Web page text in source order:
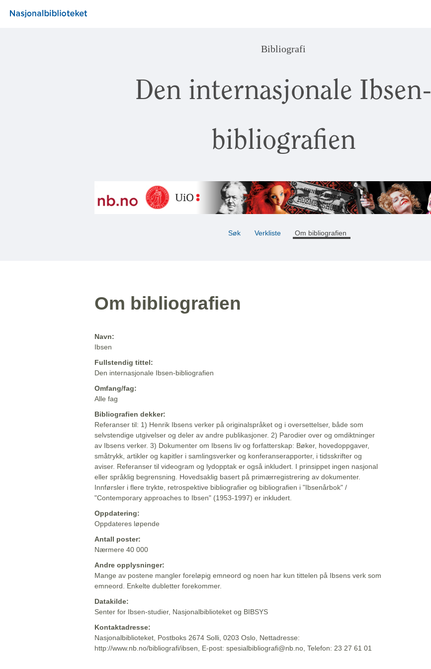
Bibliografi
Den internasjonale Ibsen-
bibliografien
Søk Verkliste Om bibliografien
Om bibliografien
Navn:
Ibsen
Fullstendig tittel:
Den internasjonale Ibsen-bibliografien
Omfang/fag:
Alle fag
Bibliografien dekker:
Referanser til: 1) Henrik Ibsens verker på originalspråket og i oversettelser, både som
selvstendige utgivelser og deler av andre publikasjoner. 2) Parodier over og omdiktninger
av Ibsens verker. 3) Dokumenter om Ibsens liv og forfatterskap: Bøker, hovedoppgaver,
småtrykk, artikler og kapitler i samlingsverker og konferanserapporter, i tidsskrifter og
aviser. Referanser til videogram og lydopptak er også inkludert. I prinsippet ingen nasjonal
eller språklig begrensning. Hovedsaklig basert på primærregistrering av dokumenter.
Innførsler i flere trykte, retrospektive bibliografier og bibliografien i "Ibsenårbok" /
"Contemporary approaches to Ibsen" (1953-1997) er inkludert.
Oppdatering:
Oppdateres løpende
Antall poster:
Nærmere 40 000
Andre opplysninger:
Mange av postene mangler foreløpig emneord og noen har kun tittelen på Ibsens verk som
emneord. Enkelte dubletter forekommer.
Datakilde:
Senter for Ibsen-studier, Nasjonalbiblioteket og BIBSYS
Kontaktadresse:
Nasjonalbiblioteket, Postboks 2674 Solli, 0203 Oslo, Nettadresse:
http://www.nb.no/bibliografi/ibsen, E-post: spesialbibliografi@nb.no, Telefon: 23 27 61 01